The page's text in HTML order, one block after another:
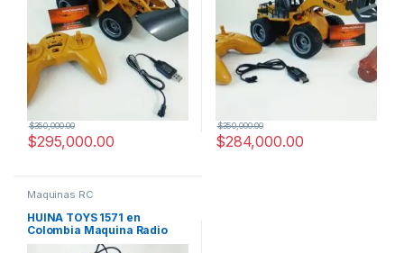
$295,000.00
$350,000.00
$284,000.00
$350,000.00
Maquinas RC
HUINA TOYS 1571 en
Colombia Maquina Radio
Control